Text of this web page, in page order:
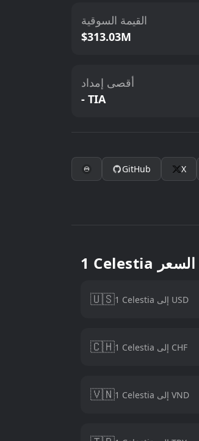
القيمة السوقية
$313.03M
أقصى إمداد
- TIA
GitHub X
1 Celestia السعر
🇺🇸 1 Celestia إلى USD
🇨🇭 1 Celestia إلى CHF
🇻🇳 1 Celestia إلى VND